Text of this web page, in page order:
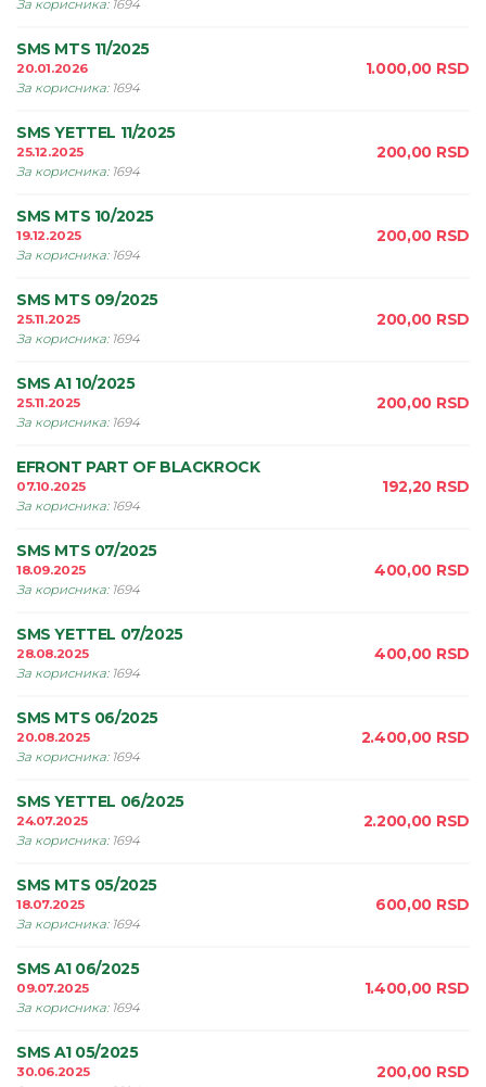
За корисника: 1694
SMS MTS 11/2025
20.01.2026
За корисника: 1694
1.000,00 RSD
SMS YETTEL 11/2025
25.12.2025
За корисника: 1694
200,00 RSD
SMS MTS 10/2025
19.12.2025
За корисника: 1694
200,00 RSD
SMS MTS 09/2025
25.11.2025
За корисника: 1694
200,00 RSD
SMS A1 10/2025
25.11.2025
За корисника: 1694
200,00 RSD
EFRONT PART OF BLACKROCK
07.10.2025
За корисника: 1694
192,20 RSD
SMS MTS 07/2025
18.09.2025
За корисника: 1694
400,00 RSD
SMS YETTEL 07/2025
28.08.2025
За корисника: 1694
400,00 RSD
SMS MTS 06/2025
20.08.2025
За корисника: 1694
2.400,00 RSD
SMS YETTEL 06/2025
24.07.2025
За корисника: 1694
2.200,00 RSD
SMS MTS 05/2025
18.07.2025
За корисника: 1694
600,00 RSD
SMS A1 06/2025
09.07.2025
За корисника: 1694
1.400,00 RSD
SMS A1 05/2025
30.06.2025
200,00 RSD